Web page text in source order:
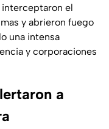
interceptaron el
y abrieron fuego
una intensa
y corporaciones
a